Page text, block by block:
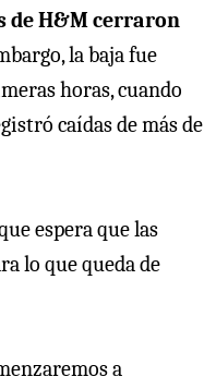
de H&M cerraron
la baja fue
horas, cuando
caídas de más de
espera que las
lo que queda de
a